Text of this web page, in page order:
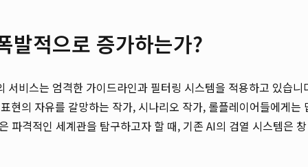
발적으로 증가하는가?
비스는 엄격한 가이드라인과 필터링 시스템을 적용하고 있습니
현의 자유를 갈망하는 작가, 시나리오 작가, 롤플레이어들에게는
파격적인 세계관을 탐구하고자 할 때, 기존 AI의 검열 시스템은 창